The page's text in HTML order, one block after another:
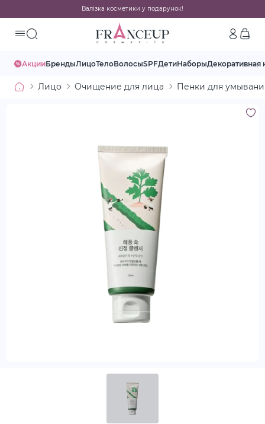
Валізка косметики у подарунок!
АкцииБрендыЛицоТелоВолосыSPFДетиНаборыДекоративная
Лицо Очищение для лица Пенки для